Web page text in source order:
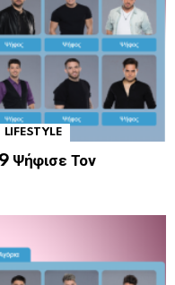
LIFESTYLE
Ψήφισε Τον